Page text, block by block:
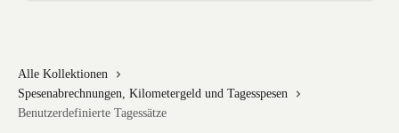
Alle Kollektionen
Spesenabrechnungen, Kilometergeld und Tagesspesen
Benutzerdefinierte Tagessätze